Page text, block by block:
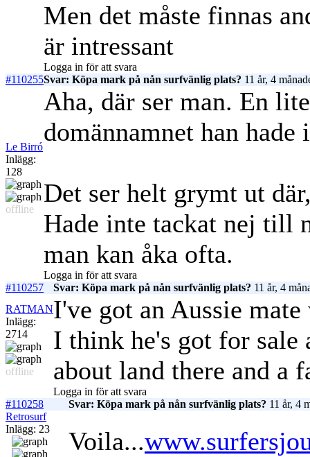
Men det måste finnas
är intressant
Logga in för att svara
#110255Svar: Köpa mark på nån surfvänlig plats? 11 år, 4
Le Birró
Inlägg:
128
offline
Aha, där ser man. En
domännamnet han
Det ser helt grymt ut
Hade inte tackat nej till
man kan åka ofta.
Logga in för att svara
#110257
Svar: Köpa mark på nån surfvänlig plats? 11 år, 4
RATMAN
Inlägg:
2714
offline
I've got an Aussie
I think he's got for sale
about land there and a
Logga in för att svara
#110258
Svar: Köpa mark på nån surfvänlig plats? 11 år, 4
Retrosurf
Inlägg: 23
Voila...